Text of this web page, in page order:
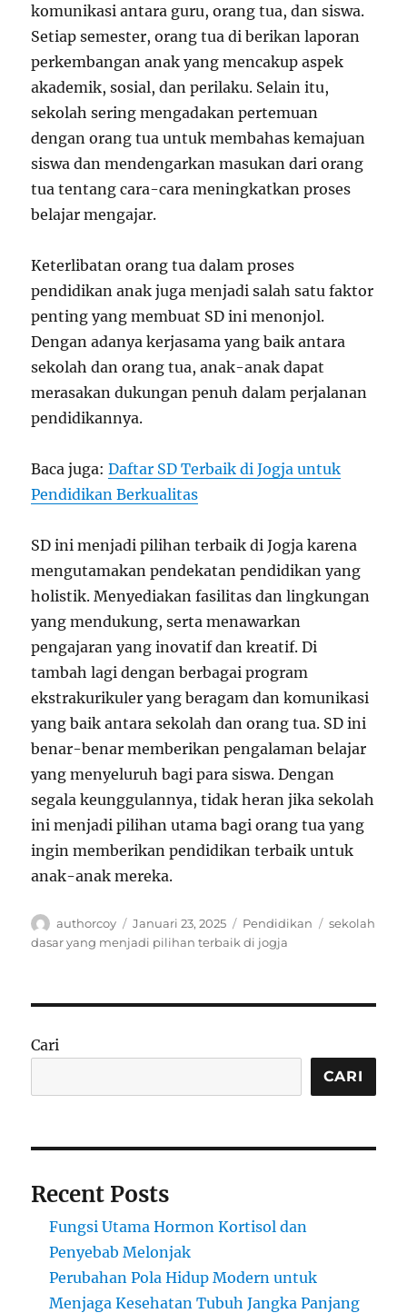
komunikasi antara guru, orang tua, dan siswa.
Setiap semester, orang tua di berikan laporan
perkembangan anak yang mencakup aspek
akademik, sosial, dan perilaku. Selain itu,
sekolah sering mengadakan pertemuan
dengan orang tua untuk membahas kemajuan
siswa dan mendengarkan masukan dari orang
tua tentang cara-cara meningkatkan proses
belajar mengajar.
Keterlibatan orang tua dalam proses
pendidikan anak juga menjadi salah satu faktor
penting yang membuat SD ini menonjol.
Dengan adanya kerjasama yang baik antara
sekolah dan orang tua, anak-anak dapat
merasakan dukungan penuh dalam perjalanan
pendidikannya.
Baca juga:Daftar SD Terbaik di Jogja untuk
Pendidikan Berkualitas
SD ini menjadi pilihan terbaik di Jogja karena
mengutamakan pendekatan pendidikan yang
holistik. Menyediakan fasilitas dan lingkungan
yang mendukung, serta menawarkan
pengajaran yang inovatif dan kreatif. Di
tambah lagi dengan berbagai program
ekstrakurikuler yang beragam dan komunikasi
yang baik antara sekolah dan orang tua. SD ini
benar-benar memberikan pengalaman belajar
yang menyeluruh bagi para siswa. Dengan
segala keunggulannya, tidak heran jika sekolah
ini menjadi pilihan utama bagi orang tua yang
ingin memberikan pendidikan terbaik untuk
anak-anak mereka.
Author
authorcoy
Posted
on
Januari 23, 2025 Categories
Pendidikan Tags
sekolah
dasar yang menjadi pilihan terbaik di jogja
Cari
CARI
Recent Posts
Fungsi Utama Hormon Kortisol dan
Penyebab Melonjak
Perubahan Pola Hidup Modern untuk
Menjaga Kesehatan Tubuh Jangka Panjang